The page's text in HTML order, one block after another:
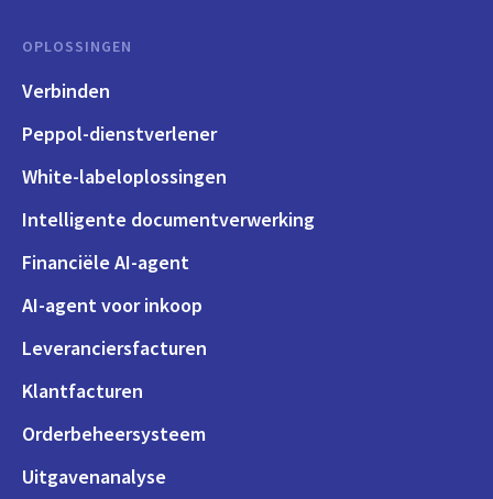
OPLOSSINGEN
Verbinden
Peppol-dienstverlener
White-labeloplossingen
Intelligente documentverwerking
Financiële AI-agent
AI-agent voor inkoop
Leveranciersfacturen
Klantfacturen
Orderbeheersysteem
Uitgavenanalyse